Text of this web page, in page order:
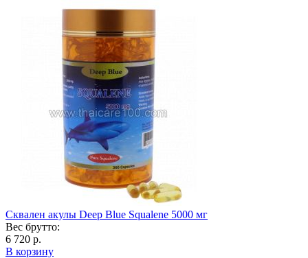
Сквален акулы Deep Blue Squalene 5000 мг
Вес брутто:
6 720 р.
В корзину